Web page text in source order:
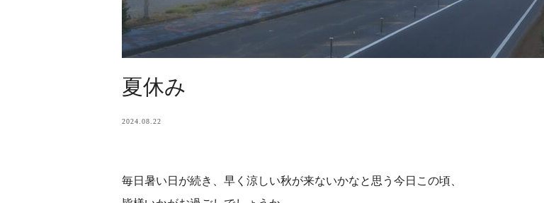
夏休み
2024.08.22
毎日暑い日が続き、早く涼しい秋が来ないかなと思う今日この頃、